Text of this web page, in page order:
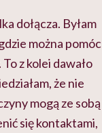
dołącza. Byłam
można pomóc
z kolei dawało
że nie
mogą ze sobą
się kontaktami,